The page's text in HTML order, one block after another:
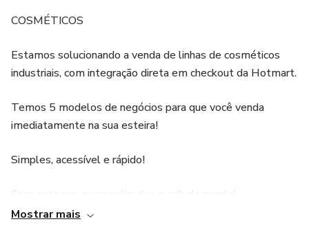
COSMÉTICOS
Estamos solucionando a venda de linhas de cosméticos
industriais, com integração direta em checkout da Hotmart.
Temos 5 modelos de negócios para que você venda
imediatamente na sua esteira!
Simples, acessível e rápido!
Sem estoque, personalizados e sob demanda!
Mostrar mais